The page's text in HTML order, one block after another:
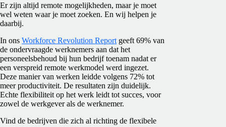
Er zijn altijd remote mogelijkheden, maar je moet
wel weten waar je moet zoeken. En wij helpen je
daarbij.
In ons Workforce Revolution Report geeft 69% van
de ondervraagde werknemers aan dat het
personeelsbehoud bij hun bedrijf toenam nadat er
een verspreid remote werkmodel werd ingezet.
Deze manier van werken leidde volgens 72% tot
meer productiviteit. De resultaten zijn duidelijk.
Echte flexibiliteit op het werk leidt tot succes, voor
zowel de werkgever als de werknemer.
Vind de bedrijven die zich al richting de flexibele